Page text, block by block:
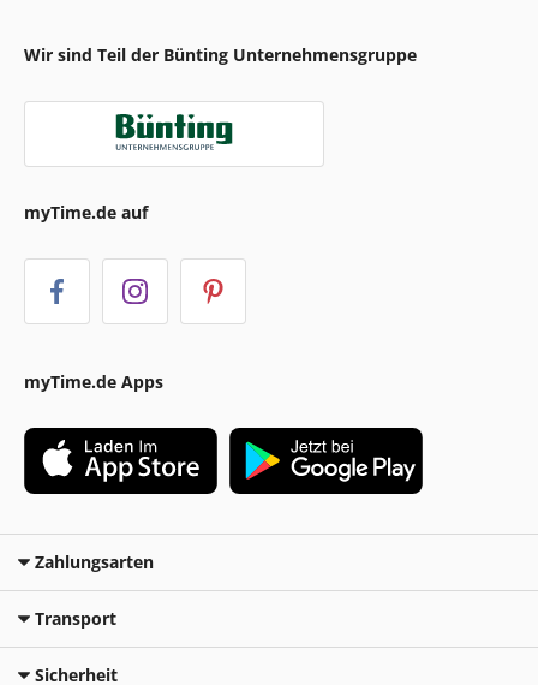
Wir sind Teil der Bünting Unternehmensgruppe
myTime.de auf
myTime.de Apps
Zahlungsarten
Transport
Sicherheit